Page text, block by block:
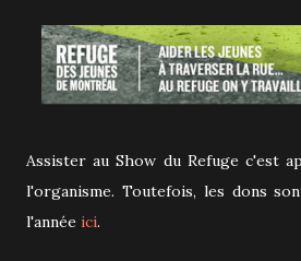
Assister au Show du Refuge c'est
l'organisme. Toutefois, les dons
l'année ici.